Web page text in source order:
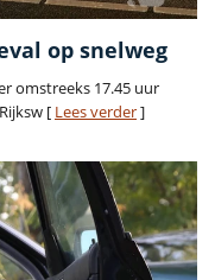
op snelweg
omstreeks 17.45 uur
[ Lees verder]